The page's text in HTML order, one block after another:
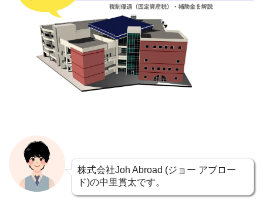
株式会社Joh Abroad (ジョー アブロー
ド)の中里貫太です。